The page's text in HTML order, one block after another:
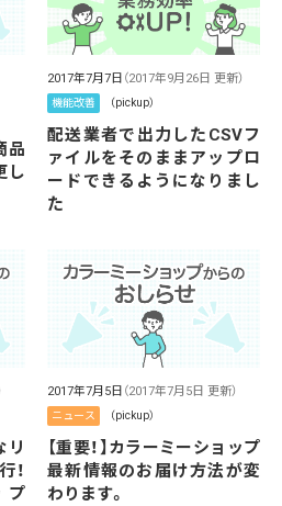
品
し
2017年7月7日 （2017年9月26日 更新）
機能改善 （pickup）
配送業者で出力したCSVフ
ァイルをそのままアップロ
ードできるようになりまし
た
リ
！
プ
2017年7月5日 （2017年7月5日 更新）
ニュース （pickup）
【重要！】カラーミーショップ
最新情報のお届け方法が変
わります。